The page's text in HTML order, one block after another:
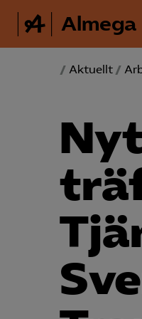
Almega
/ Aktuellt /